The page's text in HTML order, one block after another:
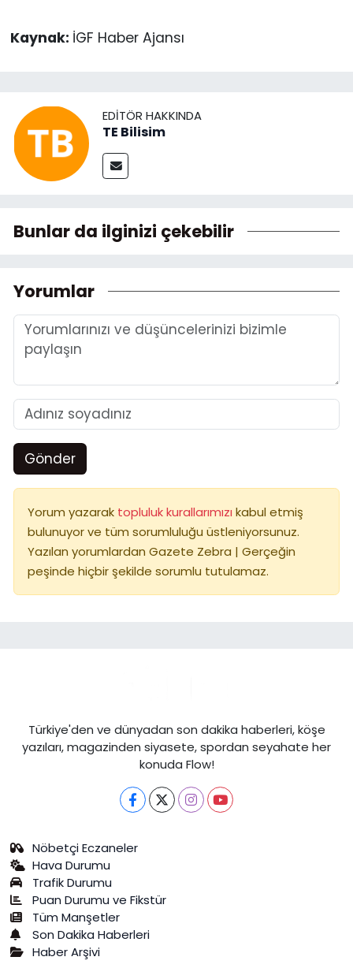
Kaynak: İGF Haber Ajansı
EDITÖR HAKKINDA
TE Bilisim
Bunlar da ilginizi çekebilir
Yorumlar
Gönder
Yorum yazarak topluluk kurallarımızı kabul etmiş
bulunuyor ve tüm sorumluluğu üstleniyorsunuz.
Yazılan yorumlardan Gazete Zebra | Gerçeğin
peşinde hiçbir şekilde sorumlu tutulamaz.
Türkiye'den ve dünyadan son dakika haberleri, köşe
yazıları, magazinden siyasete, spordan seyahate her
konuda Flow!
Nöbetçi Eczaneler
Hava Durumu
Trafik Durumu
Puan Durumu ve Fikstür
Tüm Manşetler
Son Dakika Haberleri
Haber Arşivi